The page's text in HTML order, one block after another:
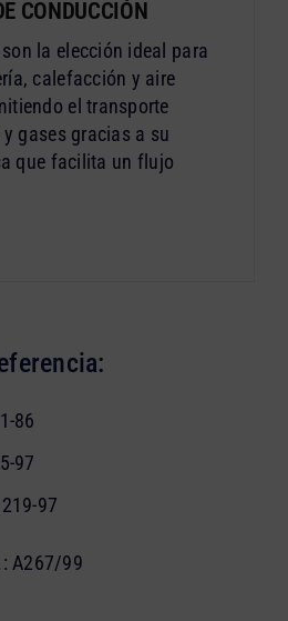
CONDUCCIÓN
la elección ideal para
calefacción y aire
el transporte
gases gracias a su
que facilita un flujo
86
97
97
A267/99